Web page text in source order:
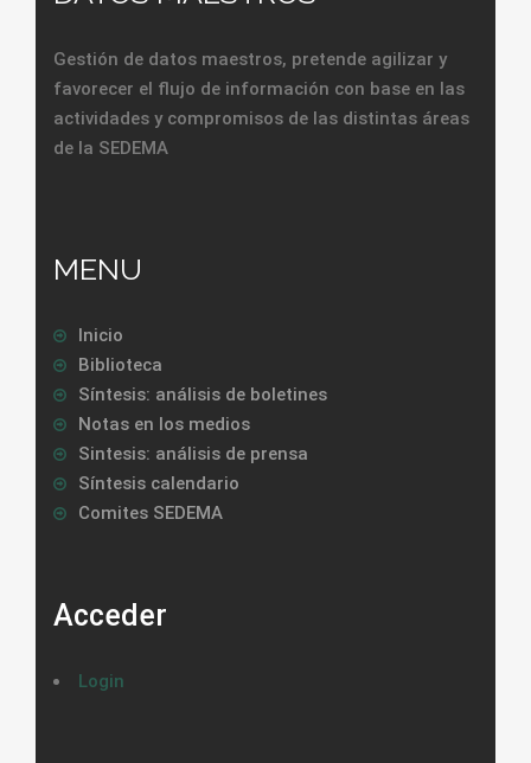
Gestión de datos maestros, pretende agilizar y
favorecer el flujo de información con base en las
actividades y compromisos de las distintas áreas
de la SEDEMA
MENU
Inicio
Biblioteca
Síntesis: análisis de boletines
Notas en los medios
Sintesis: análisis de prensa
Síntesis calendario
Comites SEDEMA
Acceder
Login